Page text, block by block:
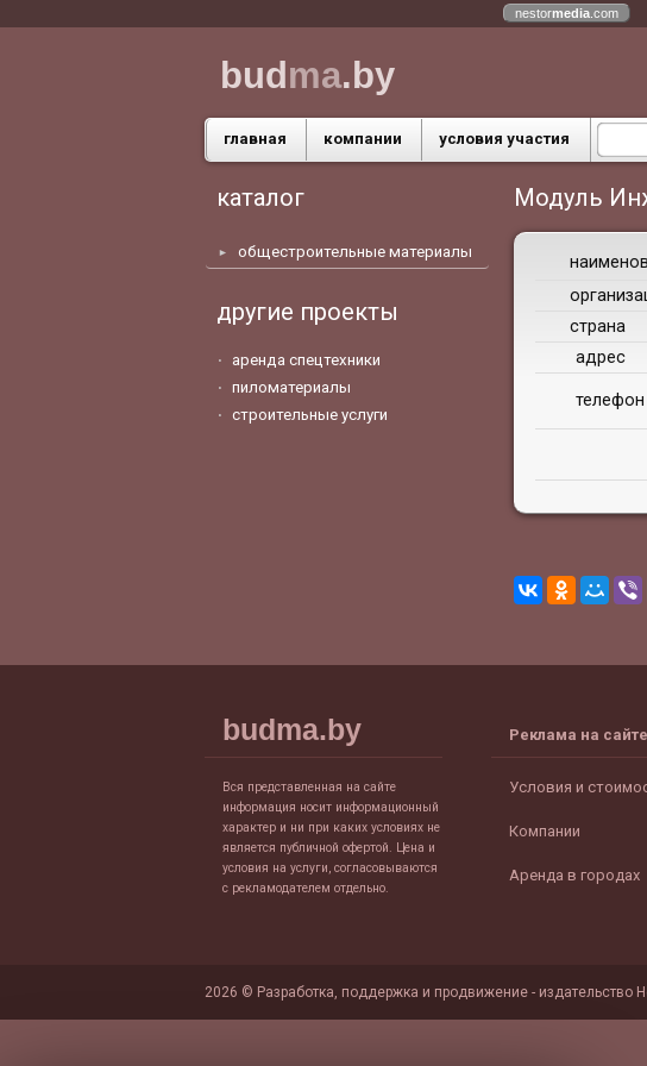
nestormedia .com
bud ma.by
главная компании условия участия
каталог
общестроительные материалы
другие проекты
аренда спецтехники
пиломатериалы
строительные услуги
Модуль
страна
адрес
телефон
budma.by
Вся представленная на сайте
информация носит информационный
характер и ни при каких условиях не
является публичной офертой. Цена и
условия на услуги, согласовываются
с рекламодателем отдельно.
Реклама на сайте
Условия и
Компании
Аренда в городах
2026 © Разработка, поддержка и продвижение - издательство